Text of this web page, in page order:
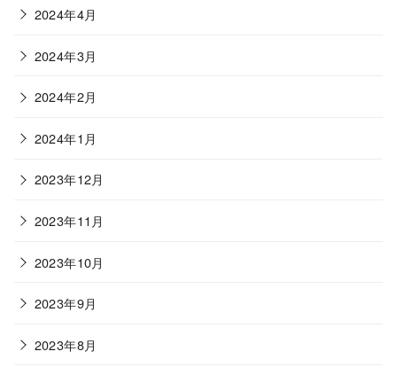
2024年4月
2024年3月
2024年2月
2024年1月
2023年12月
2023年11月
2023年10月
2023年9月
2023年8月